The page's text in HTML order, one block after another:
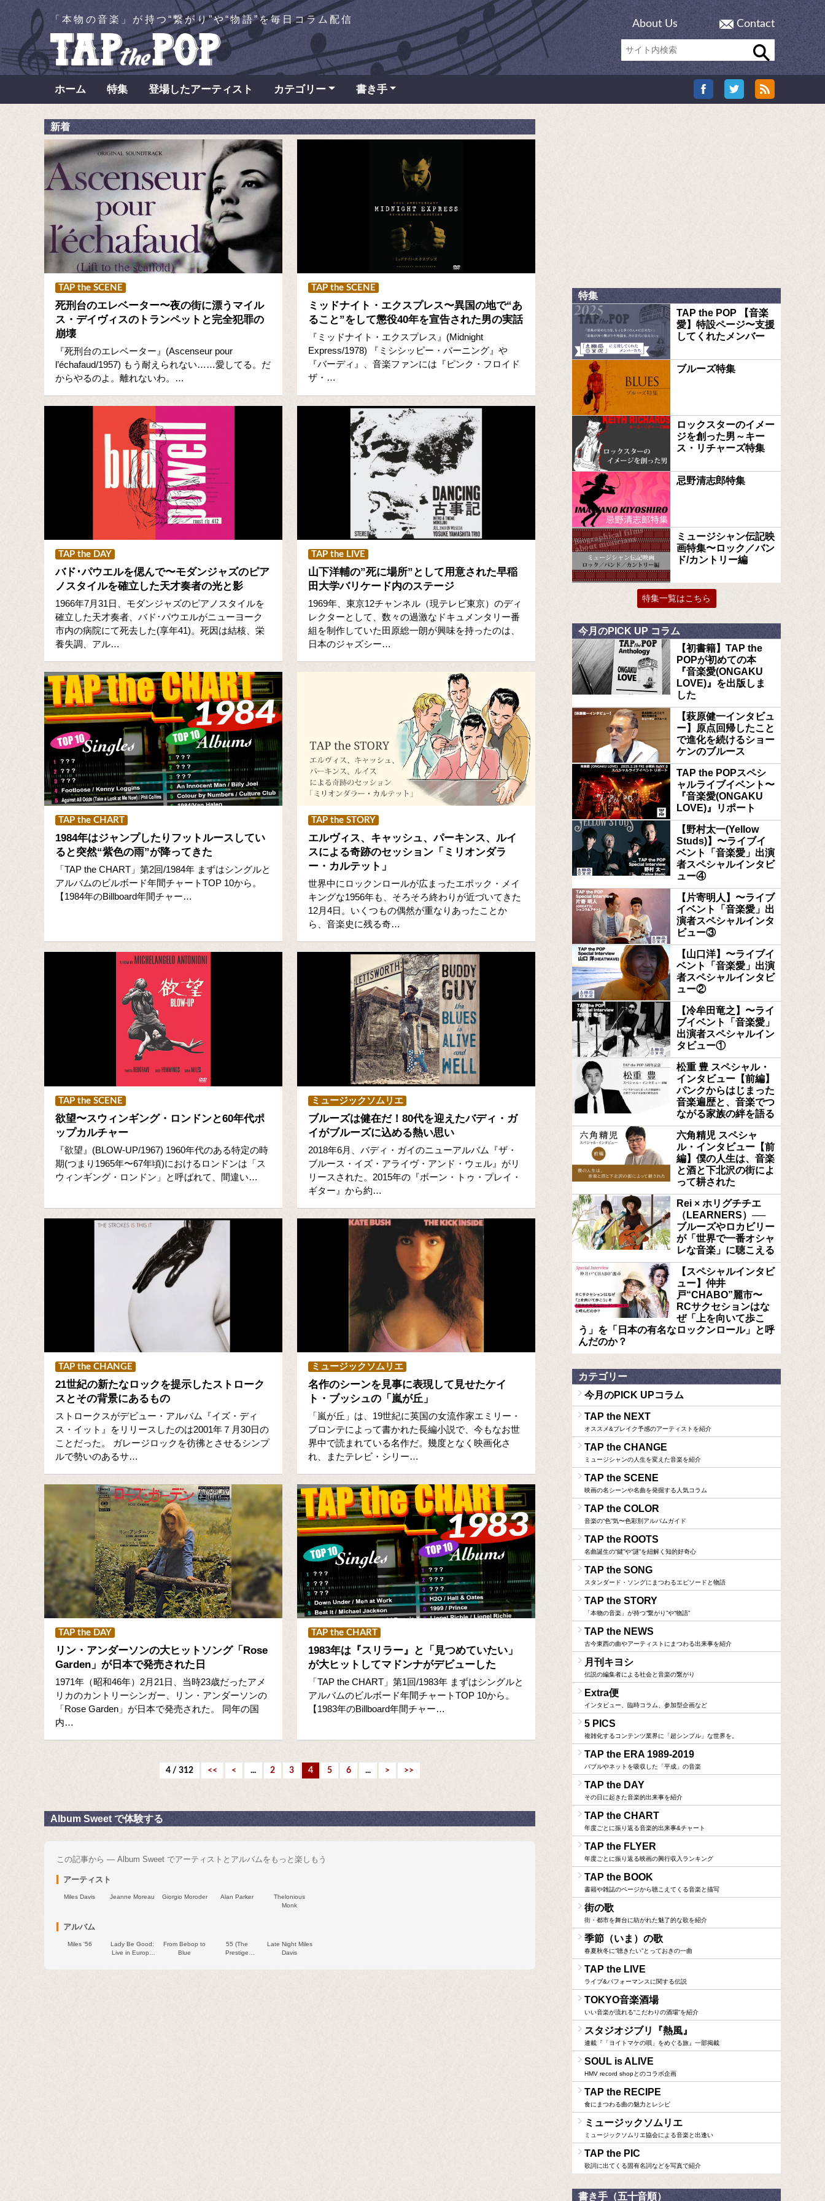
「本物の音楽」が持つ“繋がり”や“物語”を毎日コラム配信 About Us Contact
ホーム 特集 登場したアーティスト カテゴリー 書き手
新着
TAP the SCENE
死刑台のエレベーター〜夜の街に漂うマイル
ス・デイヴィスのトランペットと完全犯罪の
崩壊
『死刑台のエレベーター』(Ascenseur pour
l’échafaud/1957) もう耐えられない……愛してる。だ
からやるのよ。離れないわ。…
TAP the SCENE
ミッドナイト・エクスプレス〜異国の地で“あ
ること”をして懲役40年を宣告された男の実話
『ミッドナイト・エクスプレス』(Midnight
Express/1978) 『ミシシッピー・バーニング』や
『バーディ』、音楽ファンには『ピンク・フロイド
ザ・…
TAP the DAY
バド･パウエルを偲んで〜モダンジャズのピア
ノスタイルを確立した天才奏者の光と影
1966年7月31日、モダンジャズのピアノスタイルを
確立した天才奏者、バド･パウエルがニューヨーク
市内の病院にて死去した(享年41)。死因は結核、栄
養失調、アル…
TAP the LIVE
山下洋輔の”死に場所”として用意された早稲
田大学バリケード内のステージ
1969年、東京12チャンネル（現テレビ東京）のディ
レクターとして、数々の過激なドキュメンタリー番
組を制作していた田原総一朗が興味を持ったのは、
日本のジャズシー…
TAP the CHART
1984年はジャンプしたりフットルースしてい
ると突然“紫色の雨”が降ってきた
「TAP the CHART」第2回/1984年 まずはシングルと
アルバムのビルボード年間チャートTOP 10から。
【1984年のBillboard年間チャー…
TAP the STORY
エルヴィス、キャッシュ、パーキンス、ルイ
スによる奇跡のセッション「ミリオンダラ
ー・カルテット」
世界中にロックンロールが広まったエポック・メイ
キングな1956年も、そろそろ終わりが近づいてきた
12月4日。いくつもの偶然が重なりあったことか
ら、音楽史に残る奇…
TAP the SCENE
欲望〜スウィンギング・ロンドンと60年代ポ
ップカルチャー
『欲望』(BLOW-UP/1967) 1960年代のある特定の時
期(つまり1965年〜67年頃)におけるロンドンは「ス
ウィンギング・ロンドン」と呼ばれて、間違い…
ミュージックソムリエ
ブルーズは健在だ！80代を迎えたバディ・ガ
イがブルーズに込める熱い思い
2018年6月、バディ・ガイのニューアルバム『ザ・
ブルース・イズ・アライヴ・アンド・ウェル』がリ
リースされた。2015年の『ボーン・トゥ・プレイ・
ギター』から約…
TAP the CHANGE
21世紀の新たなロックを提示したストローク
スとその背景にあるもの
ストロークスがデビュー・アルバム『イズ・ディ
ス・イット』をリリースしたのは2001年７月30日の
ことだった。 ガレージロックを彷彿とさせるシンプ
ルで勢いのあるサ…
ミュージックソムリエ
名作のシーンを見事に表現して見せたケイ
ト・ブッシュの「嵐が丘」
「嵐が丘」は、19世紀に英国の女流作家エミリー・
ブロンテによって書かれた長編小説で、今もなお世
界中で読まれている名作だ。幾度となく映画化さ
れ、またテレビ・シリー…
TAP the DAY
リン・アンダーソンの大ヒットソング「Rose
Garden」が日本で発売された日
1971年（昭和46年）2月21日、当時23歳だったアメ
リカのカントリーシンガー、リン・アンダーソンの
「Rose Garden」が日本で発売された。 同年の国
内…
TAP the CHART
1983年は『スリラー』と「見つめていたい」
が大ヒットしてマドンナがデビューした
「TAP the CHART」第1回/1983年 まずはシングルと
アルバムのビルボード年間チャートTOP 10から。
【1983年のBillboard年間チャー…
4 / 312 << < ... 2 3 4 5 6 ... > >>
Album Sweet で体験する
この記事から — Album Sweet でアーティストとアルバムをもっと楽しもう
アーティスト
Miles Davis Jeanne Moreau Giorgio Moroder Alan Parker
Thelonious
Monk
アルバム
Miles '56
Lady Be Good:
Live in Europe
From Bebop to
Blue
55 (The
Prestige
Late Night Miles
Davis
特集
TAP the POP 【音楽
愛】特設ページ〜支援
してくれたメンバー
ブルーズ特集
ロックスターのイメー
ジを創った男～キー
ス・リチャーズ特集
忌野清志郎特集
ミュージシャン伝記映
画特集〜ロック／バン
ド/カントリー編
特集一覧はこちら
今月のPICK UP コラム
【初書籍】TAP the
POPが初めての本
『音楽愛(ONGAKU
LOVE)』を出版しま
した
【萩原健一インタビュ
ー】原点回帰したこと
で進化を続けるショー
ケンのブルース
TAP the POPスペシ
ャルライブイベント〜
『音楽愛(ONGAKU
LOVE)』リポート
【野村太一(Yellow
Studs)】〜ライブイ
ベント「音楽愛」出演
者スペシャルインタビ
ュー④
【片寄明人】〜ライブ
イベント「音楽愛」出
演者スペシャルインタ
ビュー③
【山口洋】〜ライブイ
ベント「音楽愛」出演
者スペシャルインタビ
ュー②
【冷牟田竜之】〜ライ
ブイベント「音楽愛」
出演者スペシャルイン
タビュー①
松重 豊 スペシャル・
インタビュー【前編】
パンクからはじまった
音楽遍歴と、音楽でつ
ながる家族の絆を語る
六角精児 スペシャ
ル・インタビュー【前
編】僕の人生は、音楽
と酒と下北沢の街によ
って耕された
Rei × ホリグチチエ
（LEARNERS）──
ブルーズやロカビリー
が「世界で一番オシャ
レな音楽」に聴こえる
【スペシャルインタビ
ュー】仲井
戸“CHABO”麗市〜
RCサクセションはな
ぜ「上を向いて歩こ
う」を「日本の有名なロックンロール」と呼
んだのか？
カテゴリー
今月のPICK UPコラム
TAP the NEXT
オススメ&ブレイク予感のアーティストを紹介
TAP the CHANGE
ミュージシャンの人生を変えた音楽を紹介
TAP the SCENE
映画の名シーンや名曲を発掘する人気コラム
TAP the COLOR
音楽の“色”気〜色彩別アルバムガイド
TAP the ROOTS
名曲誕生の“鍵”や“謎”を紐解く知的好奇心
TAP the SONG
スタンダード・ソングにまつわるエピソードと物語
TAP the STORY
「本物の音楽」が持つ“繋がり”や“物語”
TAP the NEWS
古今東西の曲やアーティストにまつわる出来事を紹介
月刊キヨシ
伝説の編集者による社会と音楽の繋がり
Extra便
インタビュー、臨時コラム、参加型企画など
5 PICS
複雑化するコンテンツ業界に「超シンプル」な世界を。
TAP the ERA 1989-2019
バブルやネットを吸収した「平成」の音楽
TAP the DAY
その日に起きた音楽的出来事を紹介
TAP the CHART
年度ごとに振り返る音楽的出来事&チャート
TAP the FLYER
年度ごとに振り返る映画の興行収入ランキング
TAP the BOOK
書籍や雑誌のページから聴こえてくる音楽と描写
街の歌
街・都市を舞台に紡がれた魅了的な歌を紹介
季節（いま）の歌
春夏秋冬に“聴きたい”とっておきの一曲
TAP the LIVE
ライブ&パフォーマンスに関する伝説
TOKYO音楽酒場
いい音楽が流れる“こだわりの酒場”を紹介
スタジオジブリ『熱風』
連載『「ヨイトマケの唄」をめぐる旅』一部掲載
SOUL is ALIVE
HMV record shopとのコラボ企画
TAP the RECIPE
食にまつわる曲の魅力とレシピ
ミュージックソムリエ
ミュージックソムリエ協会による音楽と出逢い
TAP the PIC
歌詞に出てくる固有名詞などを写真で紹介
書き手（五十音順）